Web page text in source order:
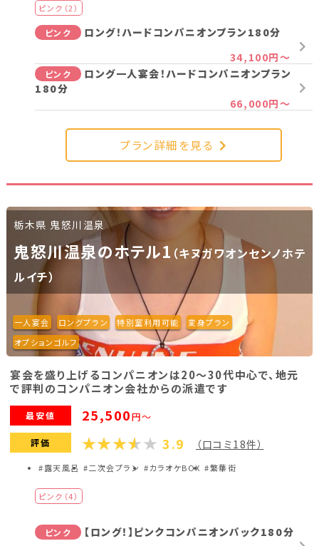
ピンク（2）
ピンク
ロング！ハードコンパニオンプラン180分
34,100円～
ピンク
ロング一人宴会！ハードコンパニオンプラン
180分
66,000円～
プラン詳細を見る
栃木県 鬼怒川温泉
鬼怒川温泉のホテル1 （キヌガワオンセンノホテ
ルイチ）
一人宴会 ロングプラン 特別室利用可能
変身プラン
オプションゴルフ
宴会を盛り上げるコンパニオンは20～30代中心で、地元
で評判のコンパニオン会社からの派遣です
最安値 25,500円～
評価 3.9 （口コミ18件）
#露天風呂 #二次会プラン #カラオケBOX #繁華街
ピンク（4）
ピンク 【ロング！】ピンクコンパニオンパック180分